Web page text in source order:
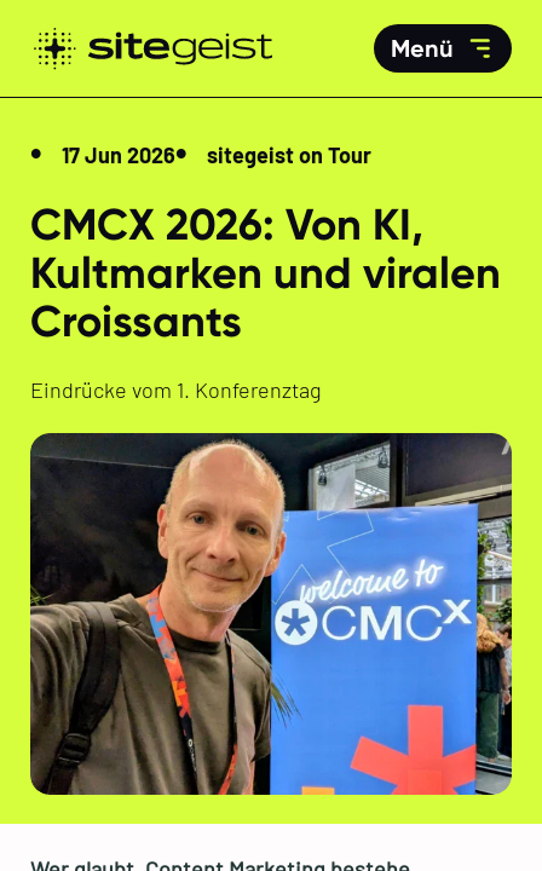
Menü
17 Jun 2026 sitegeist on Tour
CMCX 2026: Von KI,
Kultmarken und viralen
Croissants
Eindrücke vom 1. Konferenztag